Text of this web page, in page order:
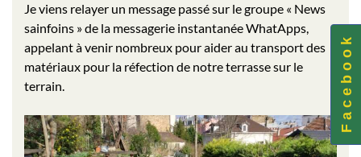
Je viens relayer un message passé sur le groupe « News
sainfoins » de la messagerie instantanée WhatApps,
appelant à venir nombreux pour aider au transport des
matériaux pour la réfection de notre terrasse sur le
terrain.
F a c e b o o k